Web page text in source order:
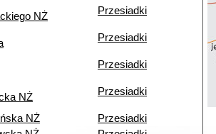
NŻ Przesiadki
Przesiadki
Przesiadki
NŻ Przesiadki
NŻ
Przesiadki